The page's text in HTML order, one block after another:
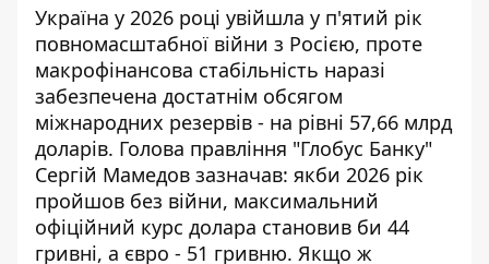
Україна у 2026 році увійшла у п'ятий рік
повномасштабної війни з Росією, проте
макрофінансова стабільність наразі
забезпечена достатнім обсягом
міжнародних резервів - на рівні 57,66 млрд
доларів. Голова правління "Глобус Банку"
Сергій Мамедов зазначав: якби 2026 рік
пройшов без війни, максимальний
офіційний курс долара становив би 44
гривні, а євро - 51 гривню. Якщо ж